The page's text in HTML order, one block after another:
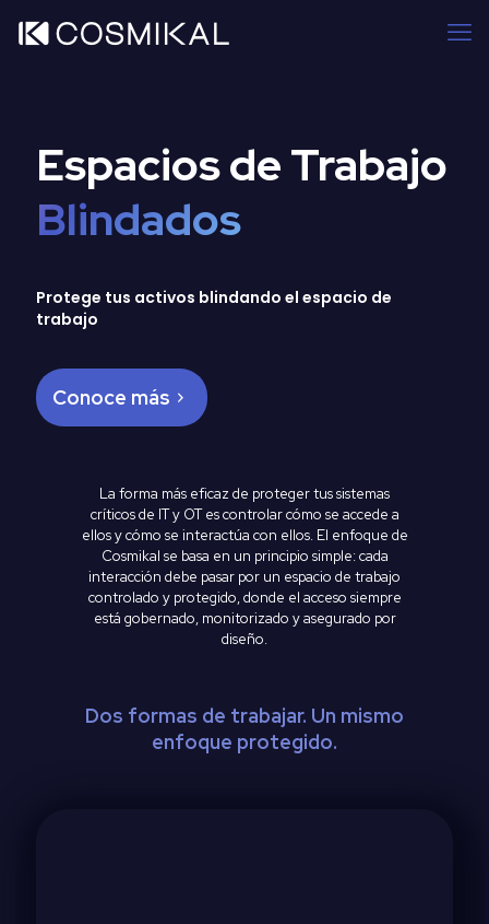
Espacios de Trabajo
Blindados
Protege tus activos blindando el espacio de
trabajo
Conoce más
La forma más eficaz de proteger tus sistemas
críticos de IT y OT es controlar cómo se accede a
ellos y cómo se interactúa con ellos. El enfoque de
Cosmikal se basa en un principio simple: cada
interacción debe pasar por un espacio de trabajo
controlado y protegido, donde el acceso siempre
está gobernado, monitorizado y asegurado por
diseño.
Dos formas de trabajar. Un mismo
enfoque protegido.